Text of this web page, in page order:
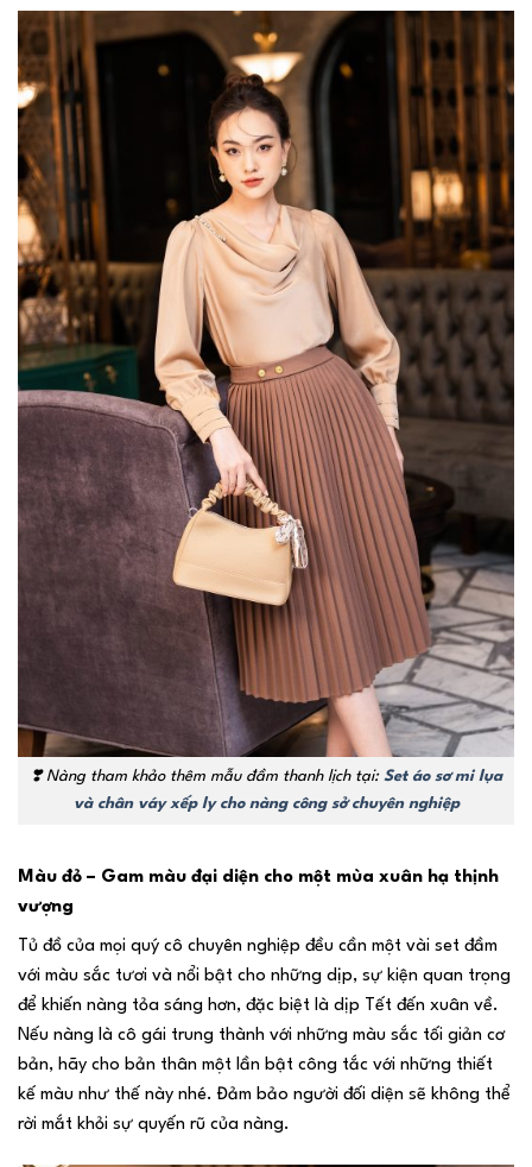
❣️Nàng tham khảo thêm mẫu đầm thanh lịch tại: Set áo sơ mi lụa
và chân váy xếp ly cho nàng công sở chuyên nghiệp
Màu đỏ – Gam màu đại diện cho một mùa xuân hạ thịnh
vượng
Tủ đồ của mọi quý cô chuyên nghiệp đều cần một vài set đầm
với màu sắc tươi và nổi bật cho những dịp, sự kiện quan trọng
để khiến nàng tỏa sáng hơn, đặc biệt là dịp Tết đến xuân về.
Nếu nàng là cô gái trung thành với những màu sắc tối giản cơ
bản, hãy cho bản thân một lần bật công tắc với những thiết
kế màu như thế này nhé. Đảm bảo người đối diện sẽ không thể
rời mắt khỏi sự quyến rũ của nàng.